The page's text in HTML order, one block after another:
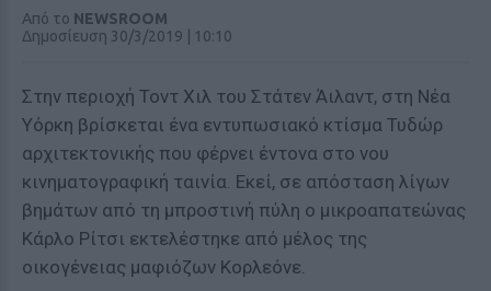
Από το NEWSROOM
Δημοσίευση 30/3/2019 | 10:10
Στην περιοχή Τοντ Χιλ του Στάτεν Άιλαντ, στη Νέα
Υόρκη βρίσκεται ένα εντυπωσιακό κτίσμα Τυδώρ
αρχιτεκτονικής που φέρνει έντονα στο νου
κινηματογραφική ταινία. Εκεί, σε απόσταση λίγων
βημάτων από τη μπροστινή πύλη ο μικροαπατεώνας
Κάρλο Ρίτσι εκτελέστηκε από μέλος της
οικογένειας μαφιόζων Κορλεόνε.